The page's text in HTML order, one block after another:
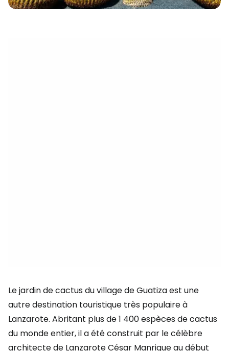
Le jardin de cactus du village de Guatiza est une
autre destination touristique très populaire à
Lanzarote. Abritant plus de 1 400 espèces de cactus
du monde entier, il a été construit par le célèbre
architecte de Lanzarote César Manrique au début